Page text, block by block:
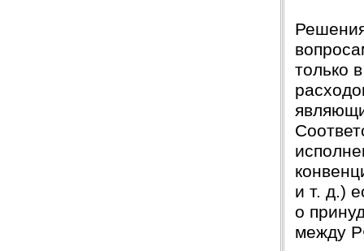
только
и т. д.)
о
между